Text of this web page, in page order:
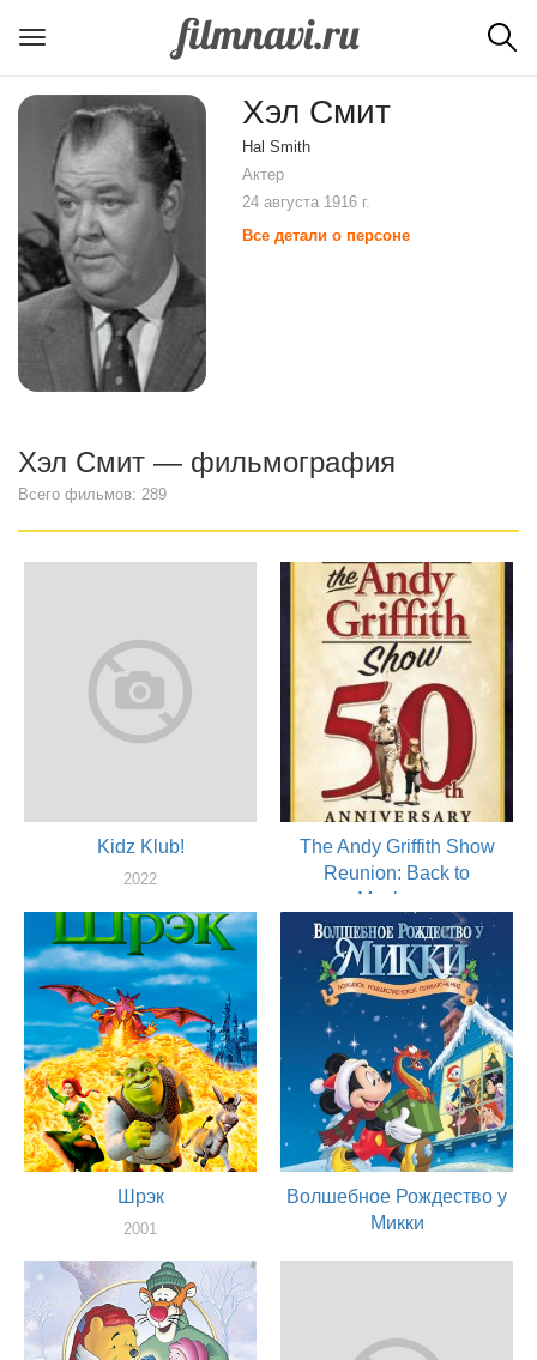
Хэл Смит
Hal Smith
Актер
24 августа 1916 г.
Все детали о персоне
Хэл Смит — фильмография
Всего фильмов: 289
Kidz Klub!
2022
The Andy Griffith Show
Reunion: Back to
Mayberry
2003
актер
Шрэк
2001
Волшебное Рождество у
Микки